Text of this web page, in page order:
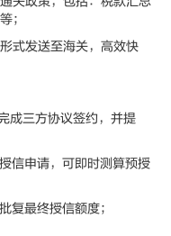
；
式发送至海关，高效快
三方协议签约，并提
申请，可即时测算预授
最终授信额度；